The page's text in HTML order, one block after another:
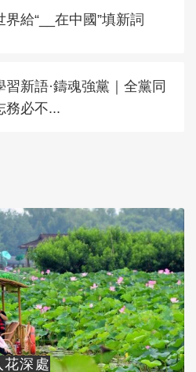
界給“__在中國”填新詞
習新語·鑄魂強黨｜全黨同
務必不...
花深處